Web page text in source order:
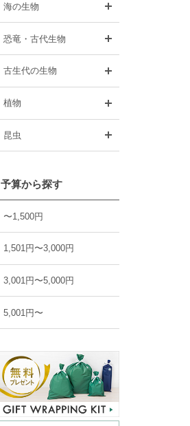
海の生物
恐竜・古代生物
古生代の生物
植物
昆虫
予算から探す
〜1,500円
1,501円〜3,000円
3,001円〜5,000円
5,001円〜